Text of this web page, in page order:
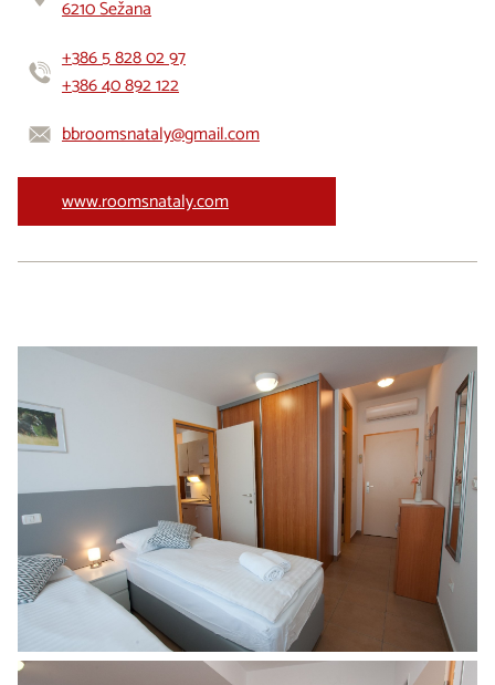
6210 Sežana
+386 5 828 02 97
+386 40 892 122
bbroomsnataly@gmail.com
www.roomsnataly.com